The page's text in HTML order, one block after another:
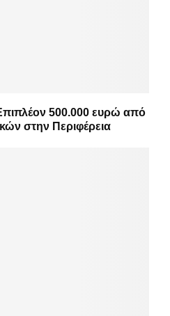
500.000 ευρώ από
στην Περιφέρεια